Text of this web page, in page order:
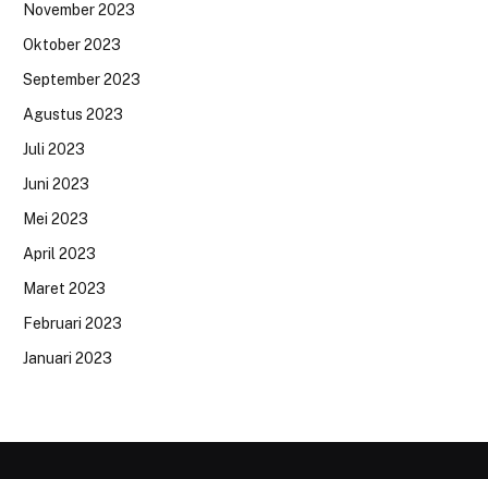
November 2023
Oktober 2023
September 2023
Agustus 2023
Juli 2023
Juni 2023
Mei 2023
April 2023
Maret 2023
Februari 2023
Januari 2023